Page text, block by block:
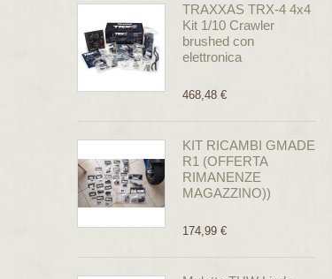
TRAXXAS TRX-4 4x4
Kit 1/10 Crawler
brushed con
elettronica
468,48 €
KIT RICAMBI GMADE
R1 (OFFERTA
RIMANENZE
MAGAZZINO))
174,99 €